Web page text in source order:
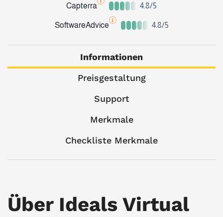
Capterra 4.8/5
SoftwareAdvice 4.8/5
Informationen
Preisgestaltung
Support
Merkmale
Checkliste Merkmale
Über Ideals Virtual